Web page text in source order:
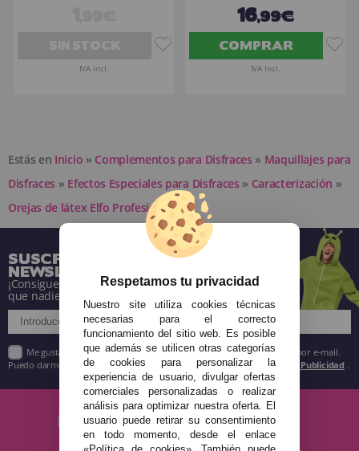
IVA Incl.
16,99€
COMPRAR
IVA Incl.
Estás en Inicio » Complementos para Disfraces » Maquillajes para
Disfraces » Efectos Especiales para Disfraces » Caracterización »
Orejas de látex Elfo Profesional Fx
SUSCRÍBETE A NUESTRA
NEWSLETTER
¡Consigue descuentos y entérate de todo antes
que nadie!
Me gustaría recibir descuentos exclusivos, novedades y tendencias por e-mail.
Puedo darme de baja cuando quiera según lo recogido en la Política de Publicidad .
Respetamos tu privacidad
Nuestro site utiliza cookies técnicas
necesarias para el correcto
funcionamiento del sitio web. Es posible
que además se utilicen otras categorías
de cookies para personalizar la
experiencia de usuario, divulgar ofertas
comerciales personalizadas o realizar
análisis para optimizar nuestra oferta. El
usuario puede retirar su consentimiento
en todo momento, desde el enlace